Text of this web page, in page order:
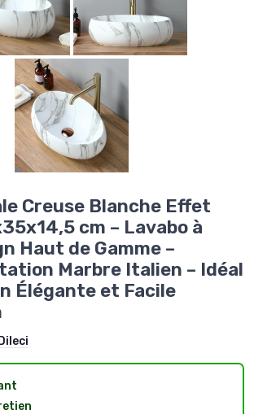
Creuse Blanche Effet
cm – Lavabo à
Haut de Gamme –
Marbre Italien – Idéal
Élégante et Facile
Dileci